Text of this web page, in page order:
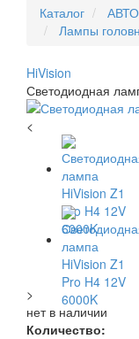
Каталог
Лампы
HiVision
Светодиодная
<
>
нет в наличии
Количество: